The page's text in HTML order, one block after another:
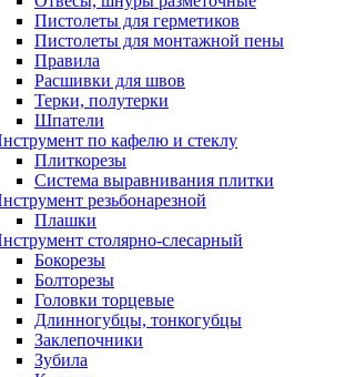
Пистолеты для герметиков
Пистолеты для монтажной пены
Правила
Расшивки для швов
Терки, полутерки
Шпатели
по кафелю и стеклу
Плиткорезы
Система выравнивания плитки
резьбонарезной
Плашки
столярно-слесарный
Бокорезы
Болторезы
Головки торцевые
Длинногубцы, тонкогубцы
Заклепочники
Зубила